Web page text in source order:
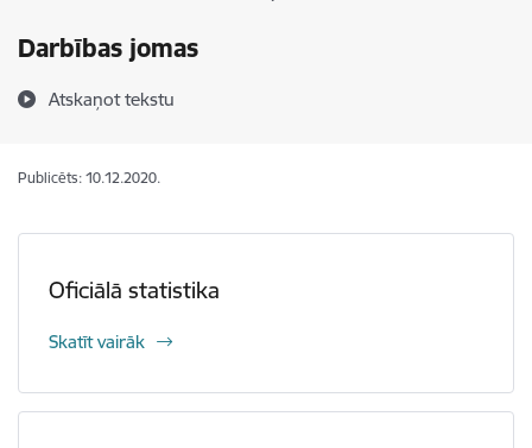
Darbības jomas
Atskaņot tekstu
Publicēts: 10.12.2020.
Oficiālā statistika
Skatīt vairāk